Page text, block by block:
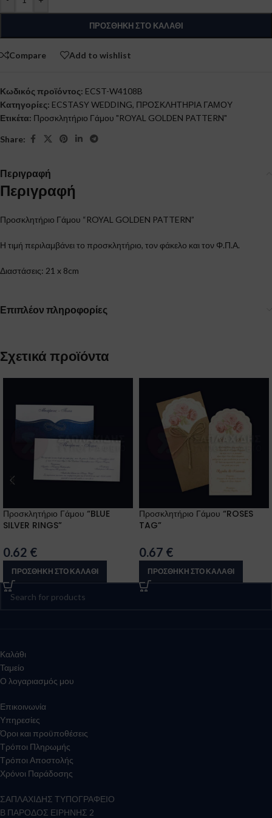
ΠΡΟΣΘΉΚΗ ΣΤΟ ΚΑΛΆΘΙ
Compare Add to wishlist
Κωδικός προϊόντος: ECST-W4108B
Κατηγορίες: ECSTASY WEDDING, ΠΡΟΣΚΛΗΤΗΡΙΑ ΓΑΜΟΥ
Ετικέτα: Προσκλητήριο Γάμου "ROYAL GOLDEN PATTERN"
Share:
Περιγραφή
Περιγραφή
Προσκλητήριο Γάμου “ROYAL GOLDEN PATTERN”
Η τιμή περιλαμβάνει το προσκλητήριο, τον φάκελο και τον Φ.Π.Α.
Διαστάσεις: 21 x 8cm
Επιπλέον πληροφορίες
Σχετικά προϊόντα
Προσκλητήριο Γάμου “BLUE
SILVER RINGS”
0.62 €
ΠΡΟΣΘΉΚΗ ΣΤΟ ΚΑΛΆΘΙ
Προσκλητήριο Γάμου “ROSES
TAG”
0.67 €
ΠΡΟΣΘΉΚΗ ΣΤΟ ΚΑΛΆΘΙ
Καλάθι
Ταμείο
Ο λογαριασμός μου
Επικοινωνία
Υπηρεσίες
Όροι και προϋποθέσεις
Τρόποι Πληρωμής
Τρόποι Αποστολής
Χρόνοι Παράδοσης
ΣΑΠΛΑΧΙΔΗΣ ΤΥΠΟΓΡΑΦΕΙΟ
Β ΠΑΡΟΔΟΣ ΕΙΡΗΝΗΣ 2